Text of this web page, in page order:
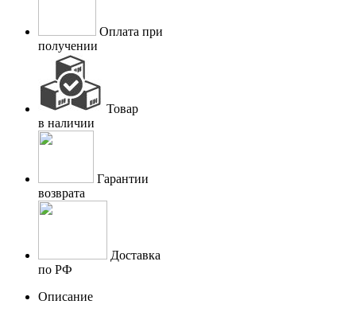
Оплата при
получении
Товар
в наличии
Гарантии
возврата
Доставка
по РФ
Описание